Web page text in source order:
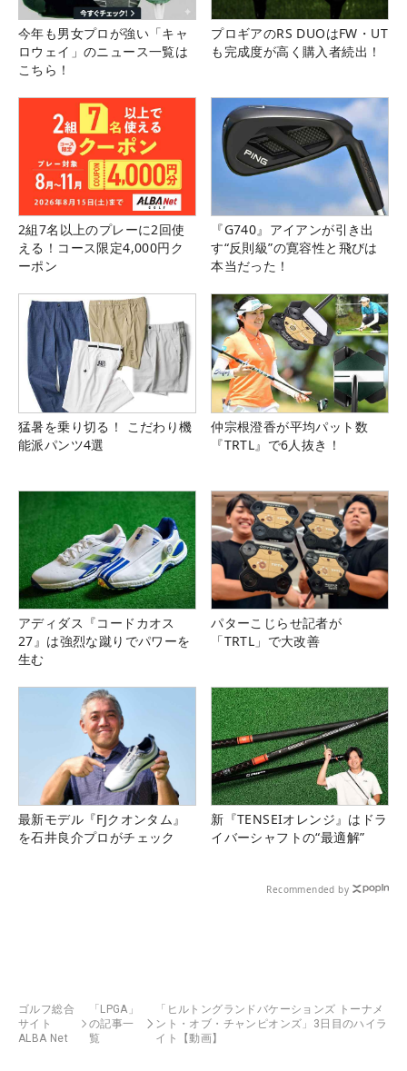
今年も男女プロが強い「キャ
ロウェイ」のニュース一覧は
こちら！
プロギアのRS DUOはFW・UT
も完成度が高く購入者続出！
2組7名以上のプレーに2回使
える！コース限定4,000円ク
ーポン
『G740』アイアンが引き出
す“反則級”の寛容性と飛びは
本当だった！
猛暑を乗り切る！ こだわり機
能派パンツ4選
仲宗根澄香が平均パット数
『TRTL』で6人抜き！
アディダス『コードカオス
27』は強烈な蹴りでパワーを
生む
パターこじらせ記者が
「TRTL」で大改善
最新モデル『FJクオンタム』
を石井良介プロがチェック
新『TENSEIオレンジ』はドラ
イバーシャフトの“最適解”
Recommended by
ゴルフ総合
サイト
ALBA Net
「LPGA」
の記事一
覧
「ヒルトングランドバケーションズ トーナメ
ント・オブ・チャンピオンズ」3日目のハイラ
イト【動画】